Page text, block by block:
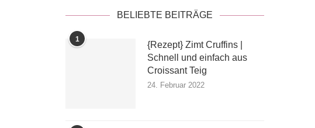
BELIEBTE BEITRÄGE
1
{Rezept} Zimt Cruffins |
Schnell und einfach aus
Croissant Teig
24. Februar 2022